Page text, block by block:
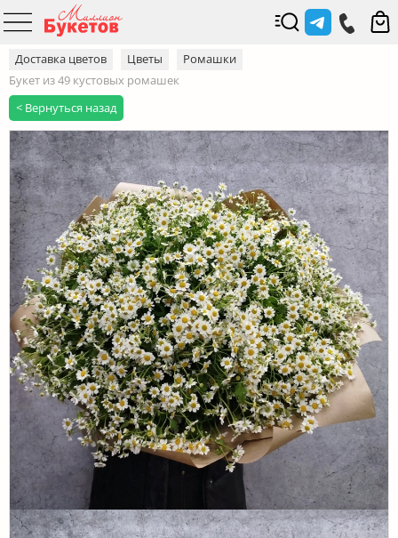
Доставка цветов Цветы
Ромашки
Букет из 49 кустовых ромашек
< Вернуться назад